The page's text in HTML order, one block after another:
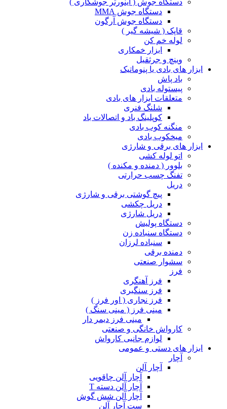
دستگاه جوش MMA
دستگاه جوش آرگون
قاپک ( شیشه گیر )
لوله خم کن
ابزار خمکاری
وینچ و جرثقیل
ابزار های بادی یا پنوماتیک
باد پاش
پیستوله بادی
متعلقات ابزار های بادی
شلنگ فنری
کوپلینگ باد و اتصالات باد
منگنه کوب بادی
میخکوب بادی
ابزار های برقی و شارژی
اتو لوله کشی
بلوور ( دمنده و مکنده )
تفنگ چسب حرارتی
دریل
پیچ گوشتی برقی و شارژی
دریل چکشی
دریل شارژی
دستگاه پولیش
دستگاه سنباده زن
سنباده لرزان
دمنده برقی
سشوار صنعتی
فرز
فرز آهنگری
فرز سنگبری
فرز نجاری ( اور فرز )
مینی فرز ( مینی سنگ )
مینی فرز دیمر دار
کارواش خانگی و صنعتی
لوازم جانبی کارواش
ابزار های دستی و عمومی
آچار
آچار آلن
آچار آلن چاقویی
آچار آلن دسته T
آچار آلن شش گوش
ست آچار آلن